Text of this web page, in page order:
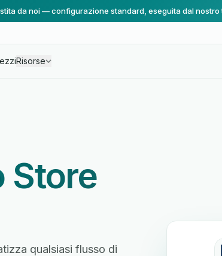
da noi — configurazione standard, eseguita dal nostro
Risorse
Store
qualsiasi flusso di